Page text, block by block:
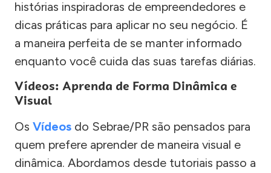
histórias inspiradoras de empreendedores e
dicas práticas para aplicar no seu negócio. É
a maneira perfeita de se manter informado
enquanto você cuida das suas tarefas diárias.
Vídeos: Aprenda de Forma Dinâmica e
Visual
Os Vídeos do Sebrae/PR são pensados para
quem prefere aprender de maneira visual e
dinâmica. Abordamos desde tutoriais passo a